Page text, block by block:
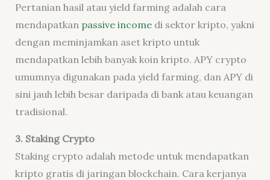
Pertanian hasil atau yield farming adalah cara
mendapatkan passive incomedi sektor kripto, yakni
dengan meminjamkan aset kripto untuk
mendapatkan lebih banyak koin kripto. APY crypto
umumnya digunakan pada yield farming, dan APY di
sini jauh lebih besar daripada di bank atau keuangan
tradisional.
3. Staking Crypto
Staking crypto adalah metode untuk mendapatkan
kripto gratis di jaringan blockchain. Cara kerjanya